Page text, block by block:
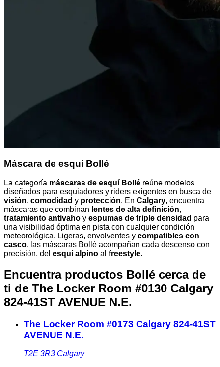
Máscara de esquí Bollé
La categoría máscaras de esquí Bollé reúne modelos
diseñados para esquiadores y riders exigentes en busca de
visión, comodidad y protección. En Calgary, encuentra
máscaras que combinan lentes de alta definición,
tratamiento antivaho y espumas de triple densidad para
una visibilidad óptima en pista con cualquier condición
meteorológica. Ligeras, envolventes y compatibles con
casco, las máscaras Bollé acompañan cada descenso con
precisión, del esquí alpino al freestyle.
Encuentra productos Bollé cerca de
ti de The Locker Room #0130 Calgary
824-41ST AVENUE N.E.
The Locker Room #0173 Calgary 824-41ST
AVENUE N.E.
T2E 3R3 Calgary